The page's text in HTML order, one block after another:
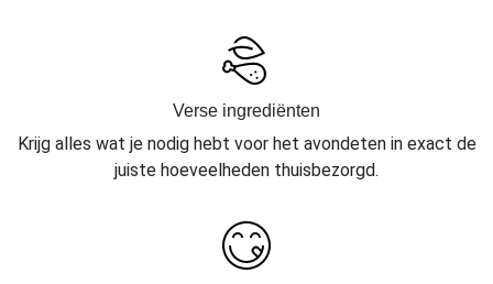
Verse ingrediënten
Krijg alles wat je nodig hebt voor het avondeten in exact de
juiste hoeveelheden thuisbezorgd.